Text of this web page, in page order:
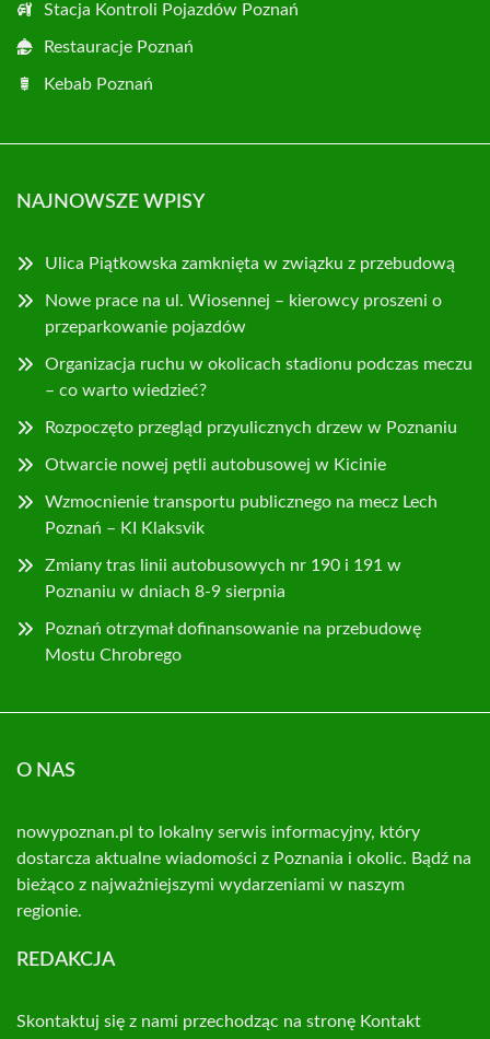
Stacja Kontroli Pojazdów Poznań
Restauracje Poznań
Kebab Poznań
NAJNOWSZE WPISY
Ulica Piątkowska zamknięta w związku z przebudową
Nowe prace na ul. Wiosennej – kierowcy proszeni o
przeparkowanie pojazdów
Organizacja ruchu w okolicach stadionu podczas meczu
– co warto wiedzieć?
Rozpoczęto przegląd przyulicznych drzew w Poznaniu
Otwarcie nowej pętli autobusowej w Kicinie
Wzmocnienie transportu publicznego na mecz Lech
Poznań – KI Klaksvik
Zmiany tras linii autobusowych nr 190 i 191 w
Poznaniu w dniach 8-9 sierpnia
Poznań otrzymał dofinansowanie na przebudowę
Mostu Chrobrego
O NAS
nowypoznan.pl to lokalny serwis informacyjny, który
dostarcza aktualne wiadomości z Poznania i okolic. Bądź na
bieżąco z najważniejszymi wydarzeniami w naszym
regionie.
REDAKCJA
Skontaktuj się z nami przechodząc na stronę Kontakt